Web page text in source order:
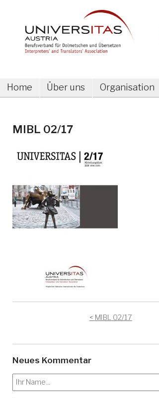
Home Über uns Organisation
MIBL 02/17
MIBL 02/17
Neues Kommentar